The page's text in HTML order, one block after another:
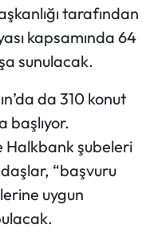
tarafından
kapsamında 64
sunulacak.
da 310 konut
başlıyor.
Halkbank şubeleri
“başvuru
uygun